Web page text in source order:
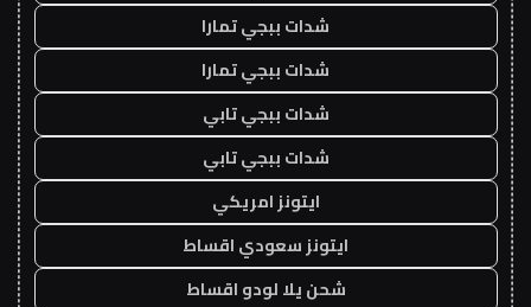
شدات ببجي تمارا
شدات ببجي تمارا
شدات ببجي تابي
شدات ببجي تابي
ايتونز امريكي
ايتونز سعودي اقساط
شحن يلا لودو اقساط